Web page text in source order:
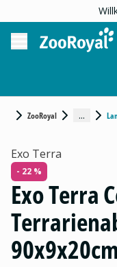
ZooRoyal ...
Exo Terra
- 22 %
Exo Terra
90x9x20cm